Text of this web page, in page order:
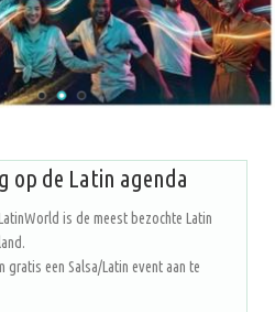
op de Latin agenda
is de meest bezochte Latin
een Salsa/Latin event aan te